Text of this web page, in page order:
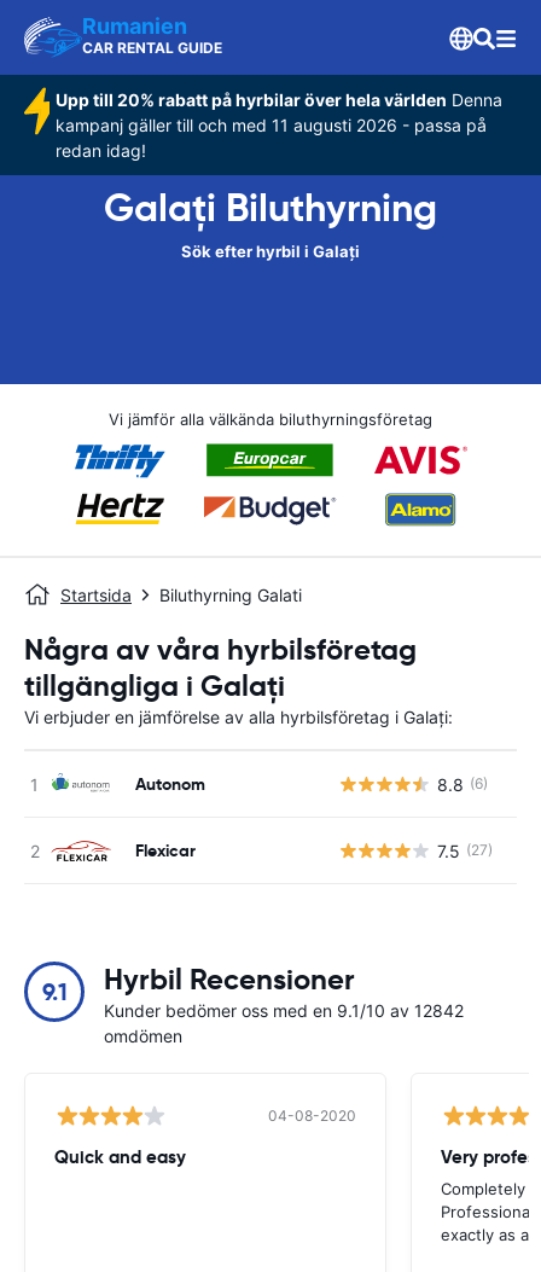
Rumanien
CAR RENTAL GUIDE
Upp till 20% rabatt på hyrbilar över hela världen Denna
kampanj gäller till och med 11 augusti 2026 - passa på
redan idag!
Galați Biluthyrning
Sök efter hyrbil i Galați
Vi jämför alla välkända biluthyrningsföretag
Startsida Biluthyrning Galati
Några av våra hyrbilsföretag
tillgängliga i Galați
Vi erbjuder en jämförelse av alla hyrbilsföretag i Galați:
Autonom 8.8 (6)
Flexicar 7.5 (27)
9.1 Hyrbil Recensioner
Kunder bedömer oss med en 9.1/10 av 12842
omdömen
04-08-2020
Quick and easy
Completely
exactly as